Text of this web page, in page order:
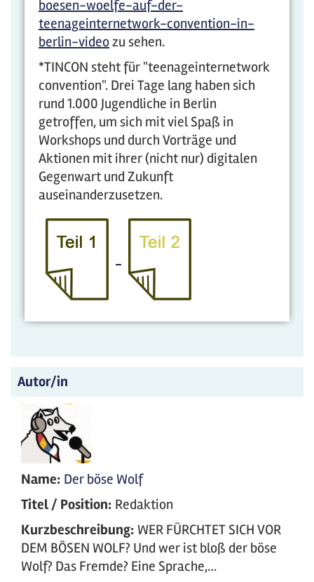
boesen-woelfe-auf-der-
teenageinternetwork-convention-in-
berlin-videozu sehen.
*TINCON steht für "teenageinternetwork
convention". Drei Tage lang haben sich
rund 1.000 Jugendliche in Berlin
getroffen, um sich mit viel Spaß in
Workshops und durch Vorträge und
Aktionen mit ihrer (nicht nur) digitalen
Gegenwart und Zukunft
auseinanderzusetzen.
Autor/in
Name: Der böse Wolf
Titel / Position: Redaktion
Kurzbeschreibung: WER FÜRCHTET SICH VOR
DEM BÖSEN WOLF? Und wer ist bloß der böse
Wolf? Das Fremde? Eine Sprache,…